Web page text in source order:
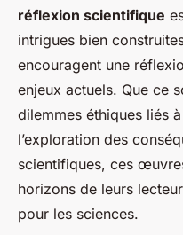
réflexion scientifique
intrigues bien
encouragent une
enjeux actuels. Que ce
dilemmes éthiques liés
l’exploration des
scientifiques, ces
horizons de leurs
pour les sciences.